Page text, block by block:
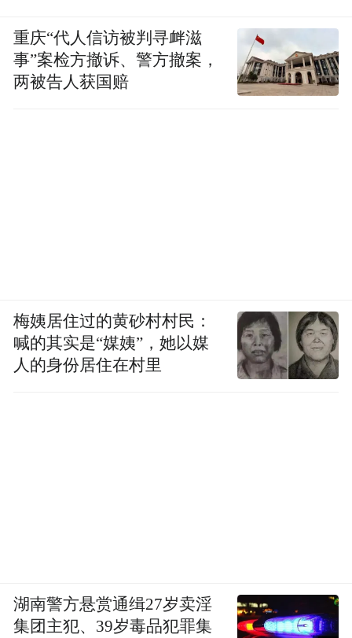
重庆“代人信访被判寻衅滋
事”案检方撤诉、警方撤案，
两被告人获国赔
梅姨居住过的黄砂村村民：
喊的其实是“媒姨”，她以媒
人的身份居住在村里
湖南警方悬赏通缉27岁卖淫
集团主犯、39岁毒品犯罪集